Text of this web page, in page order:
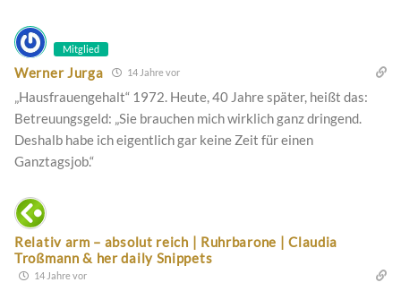
Mitglied
Werner Jurga 14 Jahre vor
„Hausfrauengehalt“ 1972. Heute, 40 Jahre später, heißt das:
Betreuungsgeld: „Sie brauchen mich wirklich ganz dringend.
Deshalb habe ich eigentlich gar keine Zeit für einen
Ganztagsjob.“
Relativ arm – absolut reich | Ruhrbarone | Claudia
Troßmann & her daily Snippets
14 Jahre vor